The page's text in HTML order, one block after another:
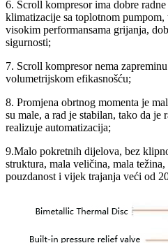
6. Scroll kompresor ima dobre
klimatizacije sa toplotnom pumpom,
visokim performansama grijanja,
sigurnosti;
7. Scroll kompresor nema
volumetrijskom efikasnošću;
8. Promjena obrtnog momenta je
su male, a rad je stabilan, tako da je
realizuje automatizacija;
9.Malo pokretnih dijelova, bez
struktura, mala veličina, mala
pouzdanost i vijek trajanja veći od